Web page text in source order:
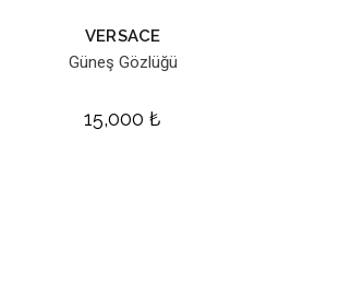
VERSACE
Güneş Gözlüğü
15,000₺